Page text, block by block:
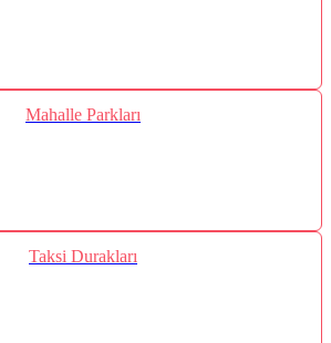
Mahalle Parkları
Taksi Durakları